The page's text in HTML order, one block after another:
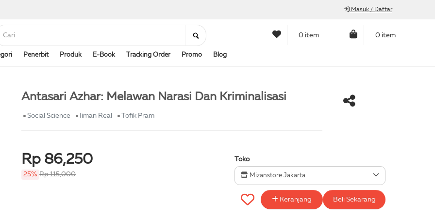
Masuk / Daftar
0 item 0 item
Penerbit Produk E-Book Tracking Order Promo Blog
Antasari Azhar: Melawan Narasi Dan Kriminalisasi
Social Science Iiman Real Tofik Pram
Rp 86,250
25% Rp 115,000
Toko
Mizanstore Jakarta
Keranjang Beli Sekarang